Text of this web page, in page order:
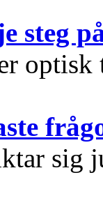
steg
sig